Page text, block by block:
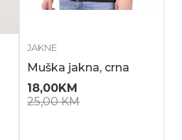
JAKNE
Muška jakna, crna
18,00KM
25,00KM